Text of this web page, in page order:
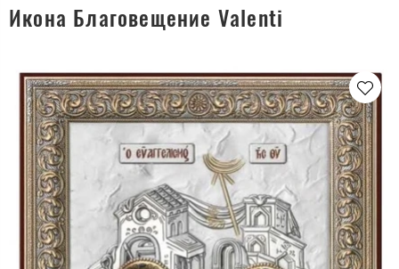
Икона Благовещение Valenti